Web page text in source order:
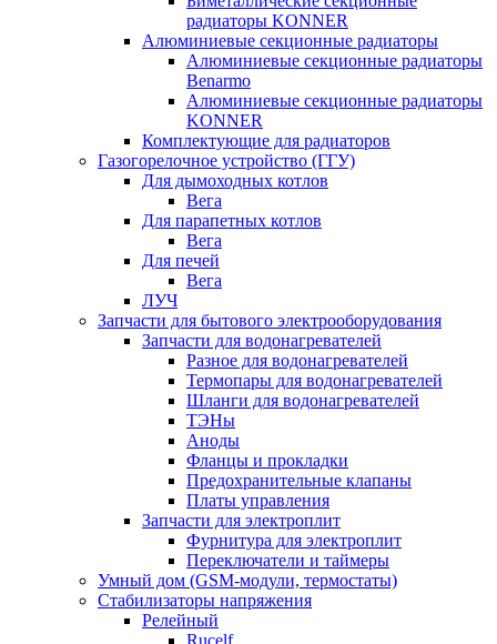
радиаторы KONNER
Алюминиевые секционные радиаторы
Алюминиевые секционные радиаторы
Benarmo
Алюминиевые секционные радиаторы
KONNER
Комплектующие для радиаторов
Газогорелочное устройство (ГГУ)
Для дымоходных котлов
Вега
Для парапетных котлов
Вега
Для печей
Вега
ЛУЧ
Запчасти для бытового электрооборудования
Запчасти для водонагревателей
Разное для водонагревателей
Термопары для водонагревателей
Шланги для водонагревателей
ТЭНы
Аноды
Фланцы и прокладки
Предохранительные клапаны
Платы управления
Запчасти для электроплит
Фурнитура для электроплит
Переключатели и таймеры
Умный дом (GSM-модули, термостаты)
Cтабилизаторы напряжения
Релейный
Rucelf